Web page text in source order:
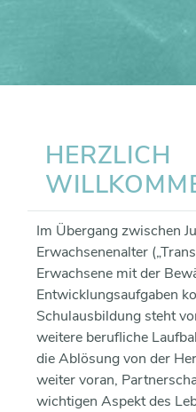
HERZLICH
Im Übergang zwischen
Erwachsenenalter
Erwachsene mit der
Entwicklungsaufgaben
Schulausbildung steht
weitere berufliche
die Ablösung von der
weiter voran,
wichtigen Aspekt des